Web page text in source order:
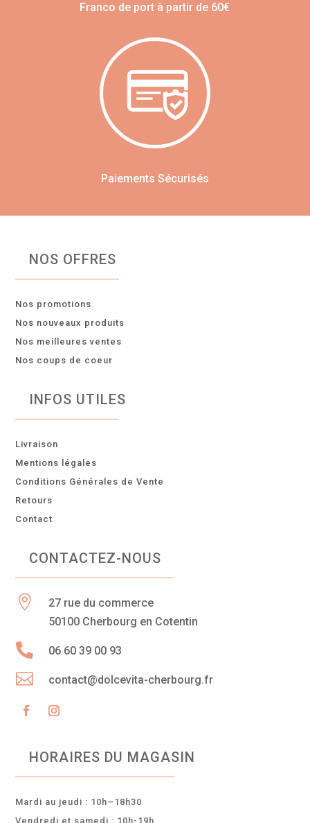
Franco de port à partir de 60€
Paiements Sécurisés
NOS OFFRES
Nos promotions
Nos nouveaux produits
Nos meilleures ventes
Nos coups de coeur
INFOS UTILES
Livraison
Mentions légales
Conditions Générales de Vente
Retours
Contact
CONTACTEZ-NOUS

27 rue du commerce
50100 Cherbourg en Cotentin
 06 60 39 00 93
 contact@dolcevita-cherbourg.fr
HORAIRES DU MAGASIN
Mardi au jeudi : 10h–18h30
Vendredi et samedi : 10h-19h